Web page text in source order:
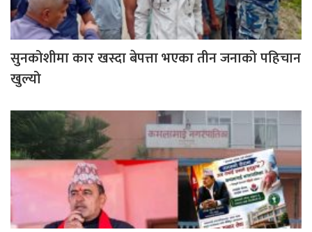
सुनकोशीमा कार खस्दा बेपत्ता भएका तीन जनाको पहिचान
खुल्यो